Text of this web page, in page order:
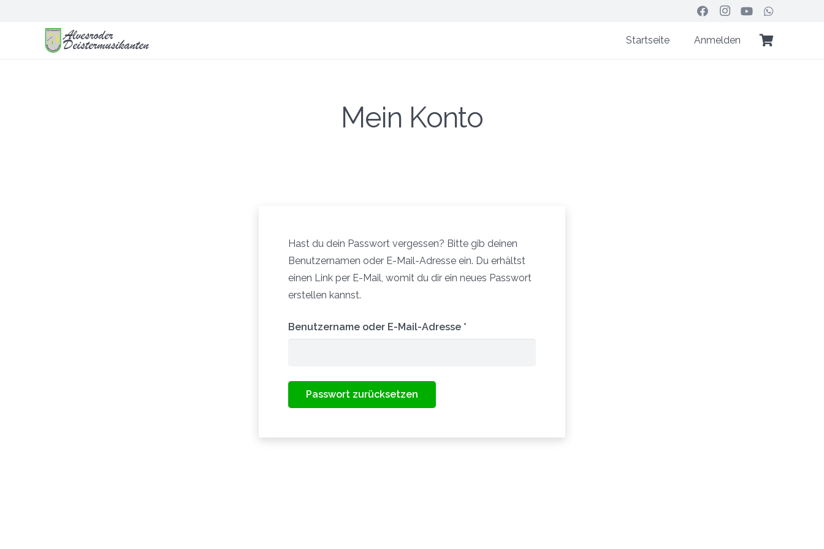
Startseite Anmelden
Mein Konto
Hast du dein Passwort vergessen? Bitte gib deinen
Benutzernamen oder E-Mail-Adresse ein. Du erhältst
einen Link per E-Mail, womit du dir ein neues Passwort
erstellen kannst.
Benutzername oder E-Mail-Adresse *Erforderlich
Passwort zurücksetzen